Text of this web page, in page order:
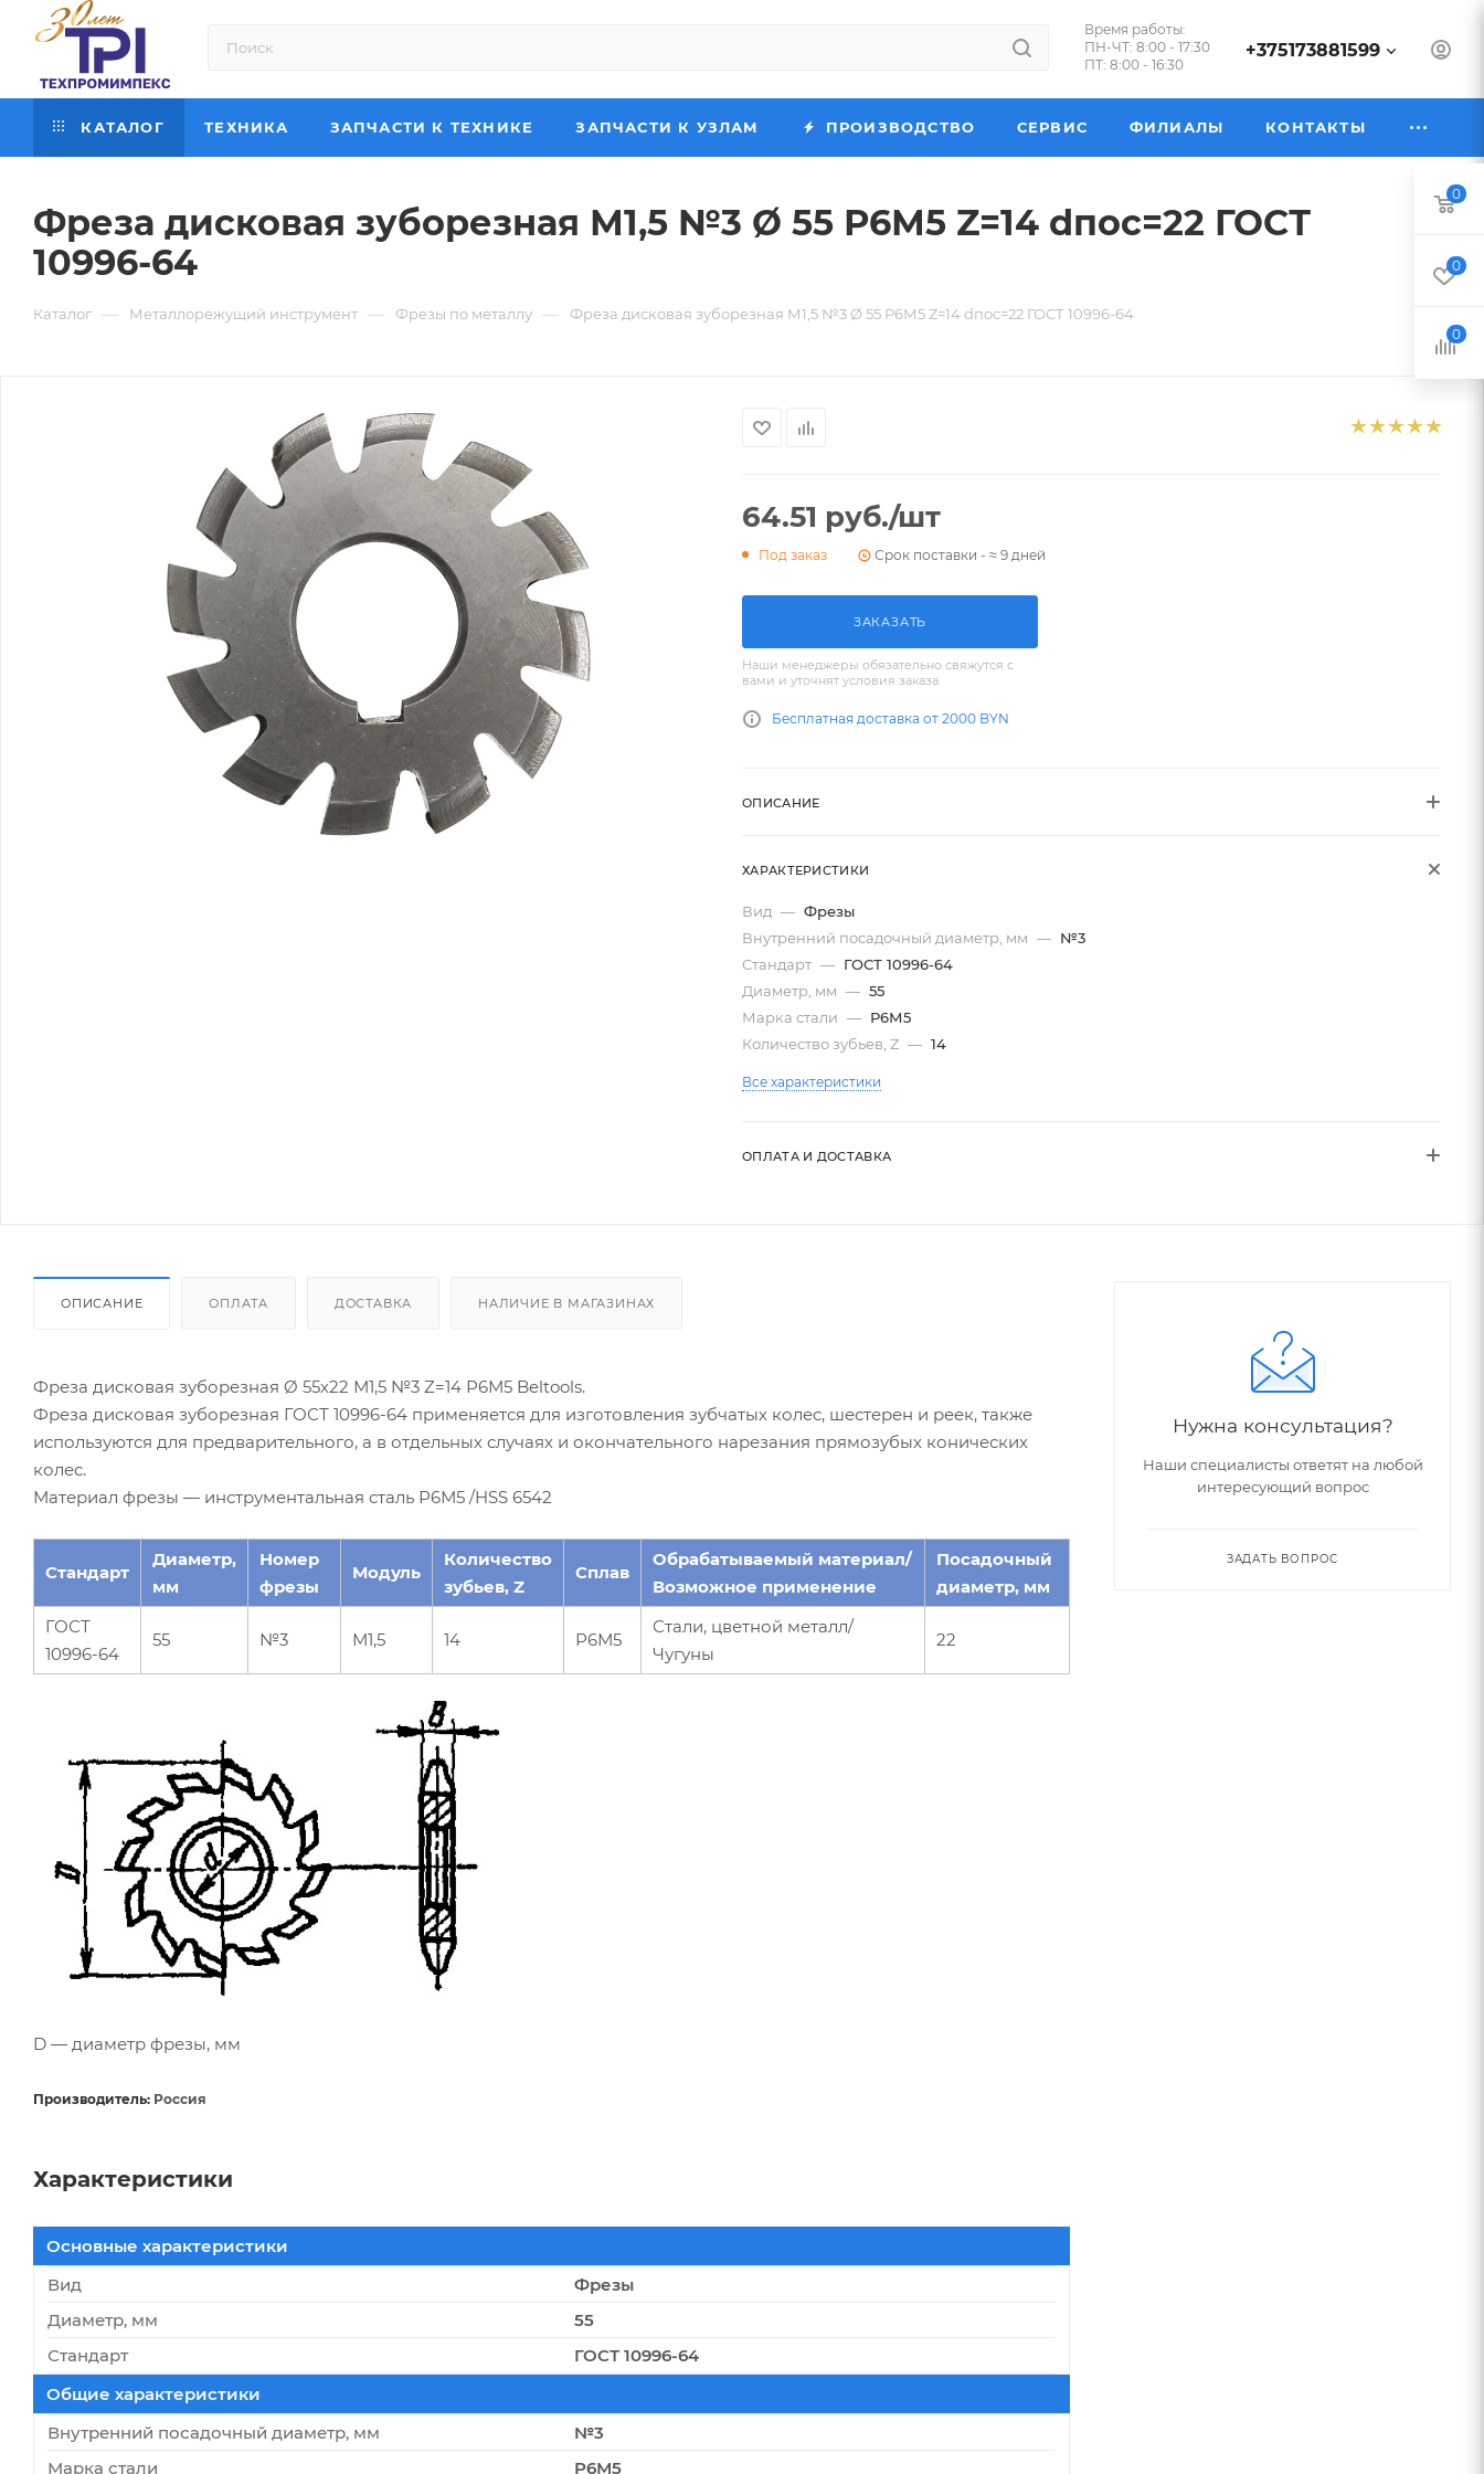
Время работы:
ПН-ЧТ: 8:00 - 17:30
ПТ: 8:00 - 16:30
+375173881599
КАТАЛОГ ТЕХНИКА ЗАПЧАСТИ К ТЕХНИКЕ ЗАПЧАСТИ К УЗЛАМ ПРОИЗВОДСТВО СЕРВИС ФИЛИАЛЫ КОНТАКТЫ
Фреза дисковая зуборезная М1,5 №3 Ø 55 Р6М5 Z=14 dпос=22 ГОСТ
10996-64
Каталог — Металлорежущий инструмент — Фрезы по металлу — Фреза дисковая зуборезная М1,5 №3 Ø 55 Р6М5 Z=14 dпос=22 ГОСТ 10996-64
64.51 руб./шт
Под заказ Срок поставки - ≈ 9 дней
ЗАКАЗАТЬ
Наши менеджеры обязательно свяжутся с
вами и уточнят условия заказа
Бесплатная доставка от 2000 BYN
ОПИСАНИЕ
ХАРАКТЕРИСТИКИ
Вид — Фрезы
Внутренний посадочный диаметр, мм — №3
Стандарт — ГОСТ 10996-64
Диаметр, мм — 55
Марка стали — Р6М5
Количество зубьев, Z — 14
Все характеристики
ОПЛАТА И ДОСТАВКА
ОПИСАНИЕ ОПЛАТА ДОСТАВКА НАЛИЧИЕ В МАГАЗИНАХ
Фреза дисковая зуборезная Ø 55х22 М1,5 №3 Z=14 Р6М5 Beltools.
Фреза дисковая зуборезная ГОСТ 10996-64 применяется для изготовления зубчатых колес, шестерен и реек, также
используются для предварительного, а в отдельных случаях и окончательного нарезания прямозубых конических
колес.
Материал фрезы — инструментальная сталь Р6М5 /HSS 6542
Стандарт
Диаметр,
мм
Номер
фрезы
Модуль
Количество
зубьев, Z
Сплав
Обрабатываемый материал/
Возможное применение
Посадочный
диаметр, мм
ГОСТ
10996-64
55 №3 М1,5 14 Р6М5
Стали, цветной металл/
Чугуны
22
D — диаметр фрезы, мм
Производитель: Россия
Характеристики
Основные характеристики
Вид
Фрезы
Диаметр, мм
55
Стандарт
ГОСТ 10996-64
Общие характеристики
Внутренний посадочный диаметр, мм
№3
Марка стали
Р6М5
Нужна консультация?
Наши специалисты ответят на любой
интересующий вопрос
ЗАДАТЬ ВОПРОС
0
0
0